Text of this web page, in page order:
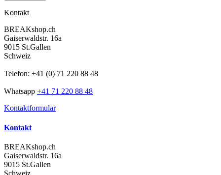
Kontakt
BREAKshop.ch
Gaiserwaldstr. 16a
9015 St.Gallen
Schweiz
Telefon: +41 (0) 71 220 88 48
Whatsapp +41 71 220 88 48
Kontaktformular
Kontakt
BREAKshop.ch
Gaiserwaldstr. 16a
9015 St.Gallen
Schweiz